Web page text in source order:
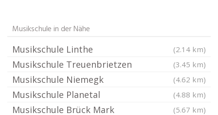
Musikschule in der Nähe
Musikschule Linthe (2.14 km)
Musikschule Treuenbrietzen (3.45 km)
Musikschule Niemegk (4.62 km)
Musikschule Planetal (4.88 km)
Musikschule Brück Mark (5.67 km)